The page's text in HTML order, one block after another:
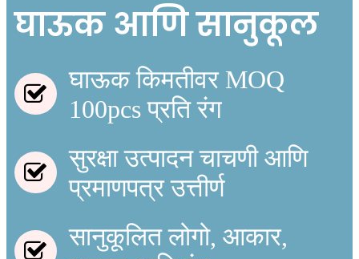
घाऊक आणि सानुकूल
घाऊक किमतीवर MOQ
100pcs प्रति रंग
सुरक्षा उत्पादन चाचणी आणि
प्रमाणपत्र उत्तीर्ण
सानुकूलित लोगो, आकार,